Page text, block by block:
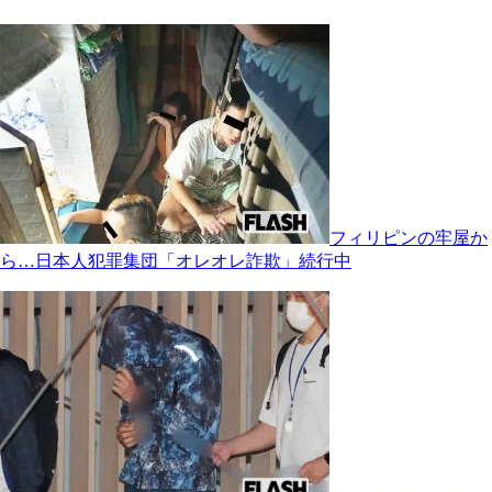
フィリピンの牢屋か
ら…日本人犯罪集団「オレオレ詐欺」続行中